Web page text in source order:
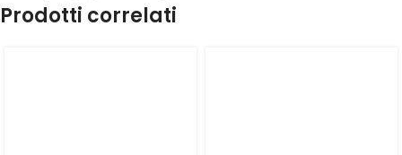
Prodotti correlati